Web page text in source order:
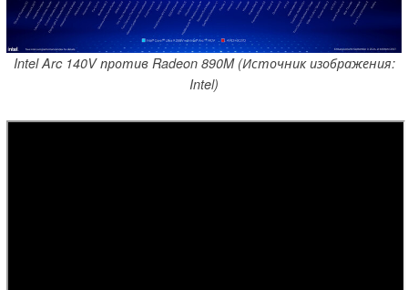
Intel Arc 140V против Radeon 890M (Источник изображения:
Intel)